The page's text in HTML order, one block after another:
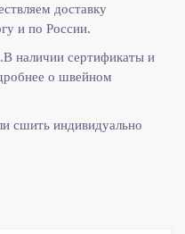
доставку
и по России.
В наличии сертификаты и
о швейном
сшить индивидуально